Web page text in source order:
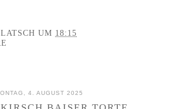
UM 18:15
4. AUGUST 2025